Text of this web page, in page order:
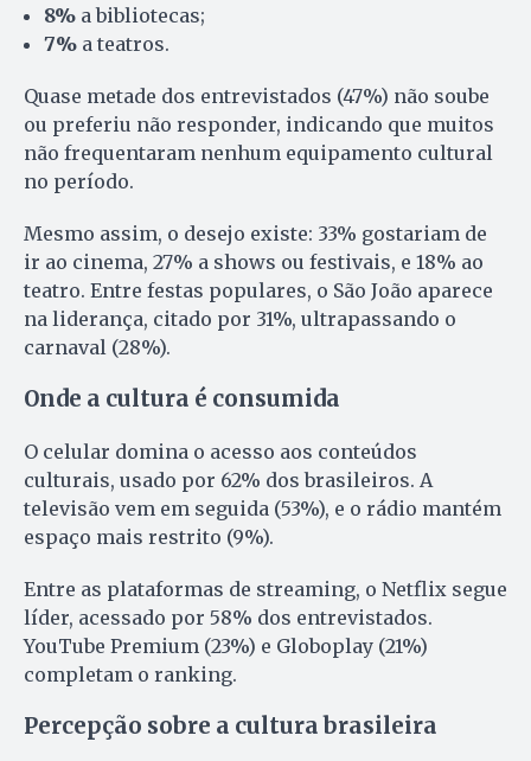
8% a bibliotecas;
7% a teatros.
Quase metade dos entrevistados (47%) não soube
ou preferiu não responder, indicando que muitos
não frequentaram nenhum equipamento cultural
no período.
Mesmo assim, o desejo existe: 33% gostariam de
ir ao cinema, 27% a shows ou festivais, e 18% ao
teatro. Entre festas populares, o São João aparece
na liderança, citado por 31%, ultrapassando o
carnaval (28%).
Onde a cultura é consumida
O celular domina o acesso aos conteúdos
culturais, usado por 62% dos brasileiros. A
televisão vem em seguida (53%), e o rádio mantém
espaço mais restrito (9%).
Entre as plataformas de streaming, o Netflix segue
líder, acessado por 58% dos entrevistados.
YouTube Premium (23%) e Globoplay (21%)
completam o ranking.
Percepção sobre a cultura brasileira